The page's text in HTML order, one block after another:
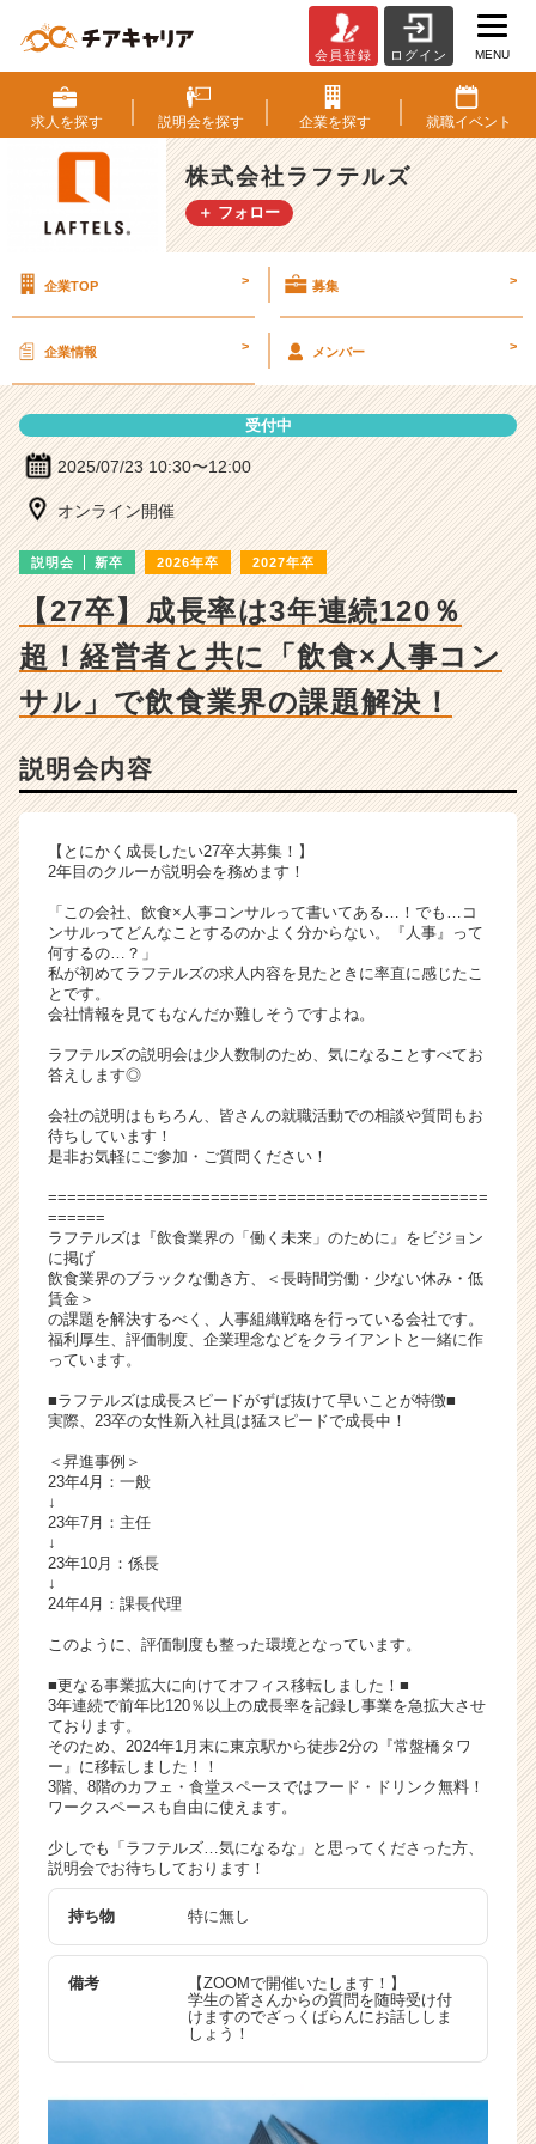
式
会
社
ラ
フ
テ
説
詳
細
|
ベ
ー・
長
業
か
ら
ウ
ト
が
届
就
活
サ
ト
チ
ャ
（C
e
e
C
a
e
e
会員登録 ログイン MENU
求人を探す 説明会を探す 企業を探す 就職イベント
株式会社ラフテルズ
＋ フォロー
企業TOP > 募集 >
企業情報 > メンバー >
受付中
2025/07/23 10:30〜12:00
オンライン開催
説明会 新卒 2026年卒 2027年卒
【27卒】成長率は3年連続120％
超！経営者と共に「飲食×人事コン
サル」で飲食業界の課題解決！
説明会内容
【とにかく成長したい27卒大募集！】
2年目のクルーが説明会を務めます！
「この会社、飲食×人事コンサルって書いてある…！でも…コ
ンサルってどんなことするのかよく分からない。『人事』って
何するの…？」
私が初めてラフテルズの求人内容を見たときに率直に感じたこ
とです。
会社情報を見てもなんだか難しそうですよね。
ラフテルズの説明会は少人数制のため、気になることすべてお
答えします◎
会社の説明はもちろん、皆さんの就職活動での相談や質問もお
待ちしています！
是非お気軽にご参加・ご質問ください！
==============================================
======
ラフテルズは『飲食業界の「働く未来」のために』をビジョン
に掲げ
飲食業界のブラックな働き方、＜長時間労働・少ない休み・低
賃金＞
の課題を解決するべく、人事組織戦略を行っている会社です。
福利厚生、評価制度、企業理念などをクライアントと一緒に作
っています。
■ラフテルズは成長スピードがずば抜けて早いことが特徴■
実際、23卒の女性新入社員は猛スピードで成長中！
＜昇進事例＞
23年4月：一般
↓
23年7月：主任
↓
23年10月：係長
↓
24年4月：課長代理
このように、評価制度も整った環境となっています。
■更なる事業拡大に向けてオフィス移転しました！■
3年連続で前年比120％以上の成長率を記録し事業を急拡大させ
ております。
そのため、2024年1月末に東京駅から徒歩2分の『常盤橋タワ
ー』に移転しました！！
3階、8階のカフェ・食堂スペースではフード・ドリンク無料！
ワークスペースも自由に使えます。
少しでも「ラフテルズ…気になるな」と思ってくださった方、
説明会でお待ちしております！
持ち物 特に無し
備考
【ZOOMで開催いたします！】
学生の皆さんからの質問を随時受け付
けますのでざっくばらんにお話ししま
しょう！